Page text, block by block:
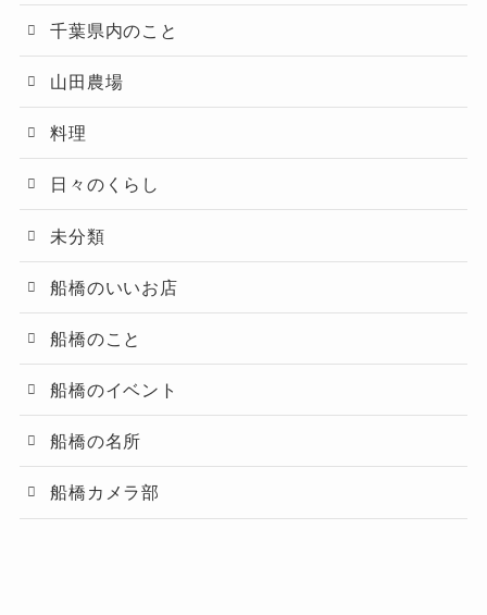
千葉県内のこと
山田農場
料理
日々のくらし
未分類
船橋のいいお店
船橋のこと
船橋のイベント
船橋の名所
船橋カメラ部